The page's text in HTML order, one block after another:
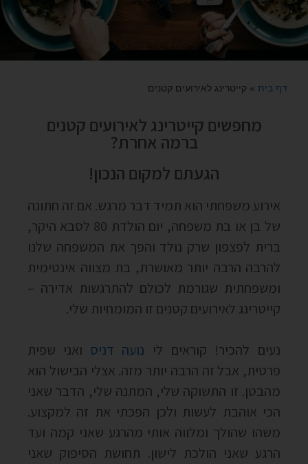
דף בית » קייטרינג לאירועים קטנים
מחפשים קייטרינג לאירועים קטנים
ברמה אחרת?
הגעתם למקום הנכון!
אירוע משפחתי הוא תמיד דבר מרגש. אם זה חתונה
של בן או בת משפחה, יום הולדת 80 לסבא היקר,
ברית לפצפון שרק נולד והפך את המשפחה שלנו
להרבה הרבה יותר מאושרת, בת מצווה אינטימית
ומשפחתית שגורמת לכולם להתרגשות אדירה –
קייטרינג לאירועים קטנים זו המומחיות שלי.
נעים להכיר! קוראים לי נועה דניס ואני שפית
פרטית, אבל זה הרבה יותר מזה. אצלי הבישול הוא
מהבטן. זו התשוקה שלי, המתנה שלי, הדבר שאני
הכי אוהבת לעשות ולכן הפכתי את זה למקצוע.
משהו שהולך ומלווה אותי מהרגע שאני קמה ועד
הרגע שאני הולכת לישון. תחושת הסיפוק שאני